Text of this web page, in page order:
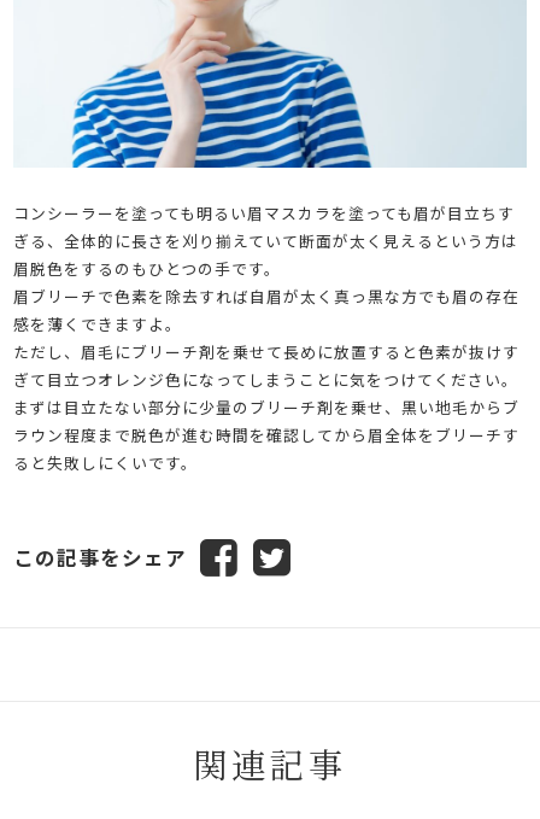
コンシーラーを塗っても明るい眉マスカラを塗っても眉が目立ちす
ぎる、全体的に長さを刈り揃えていて断面が太く見えるという方は
眉脱色をするのもひとつの手です。
眉ブリーチで色素を除去すれば自眉が太く真っ黒な方でも眉の存在
感を薄くできますよ。
ただし、眉毛にブリーチ剤を乗せて長めに放置すると色素が抜けす
ぎて目立つオレンジ色になってしまうことに気をつけてください。
まずは目立たない部分に少量のブリーチ剤を乗せ、黒い地毛からブ
ラウン程度まで脱色が進む時間を確認してから眉全体をブリーチす
ると失敗しにくいです。
この記事をシェア
関連記事